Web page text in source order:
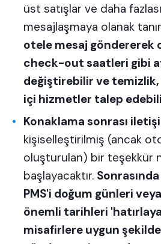
üst satışlar ve daha
mesajlaşmaya olanak
otele mesaj göndererek
check-out saatleri gibi
değiştirebilir ve temizlik,
içi hizmetler talep
Konaklama sonrası
kişiselleştirilmiş (ancak
oluşturulan) bir teşekkür
başlayacaktır.
PMS'i doğum günleri
önemli tarihleri
misafirlere uygun